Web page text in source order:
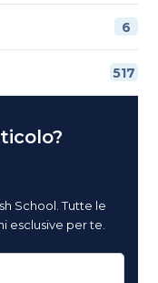
6
517
School. Tutte le
esclusive per te.